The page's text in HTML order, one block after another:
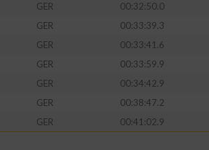
GER
00:32:50.0
GER
00:33:39.3
GER
00:33:41.6
GER
00:33:59.9
GER
00:34:42.9
GER
00:38:47.2
GER 00:41:02.9